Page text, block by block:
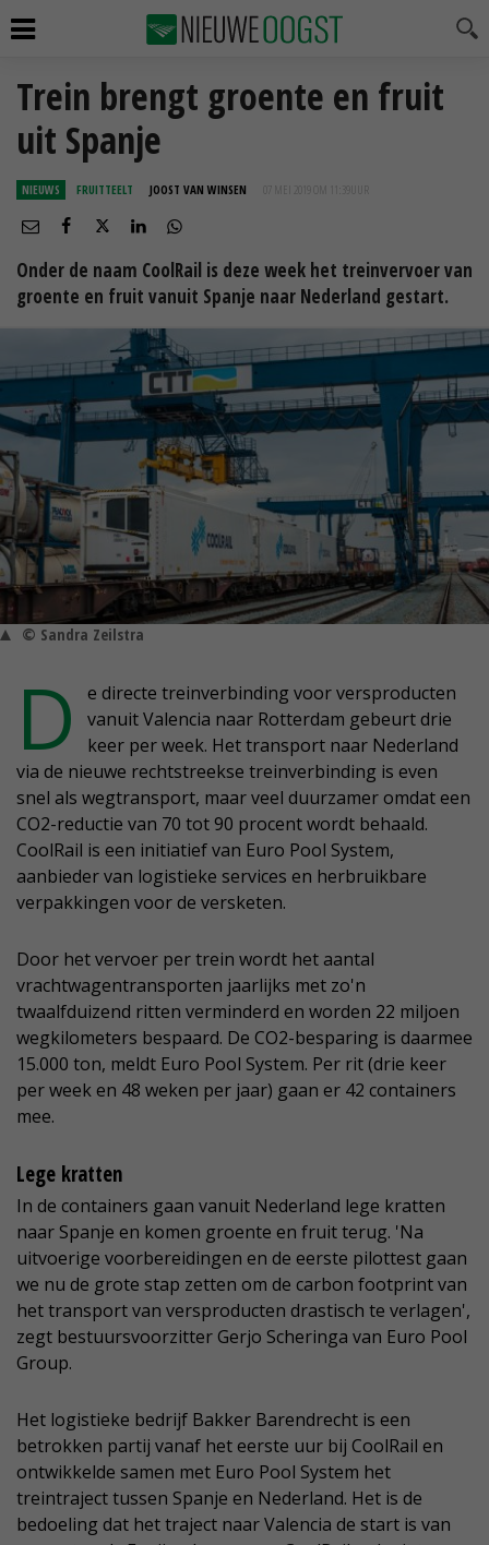
Trein brengt groente en fruit
uit Spanje
NIEUWS FRUITTEELT JOOST VAN WINSEN 07 MEI 2019 OM 11:39
Onder de naam CoolRail is deze week het treinvervoer van
groente en fruit vanuit Spanje naar Nederland gestart.
© Sandra Zeilstra
D
e directe treinverbinding voor versproducten
vanuit Valencia naar Rotterdam gebeurt drie
keer per week. Het transport naar Nederland
via de nieuwe rechtstreekse treinverbinding is even
snel als wegtransport, maar veel duurzamer omdat een
CO2-reductie van 70 tot 90 procent wordt behaald.
CoolRail is een initiatief van Euro Pool System,
aanbieder van logistieke services en herbruikbare
verpakkingen voor de versketen.
Door het vervoer per trein wordt het aantal
vrachtwagentransporten jaarlijks met zo'n
twaalfduizend ritten verminderd en worden 22 miljoen
wegkilometers bespaard. De CO2-besparing is daarmee
15.000 ton, meldt Euro Pool System. Per rit (drie keer
per week en 48 weken per jaar) gaan er 42 containers
mee.
Lege kratten
In de containers gaan vanuit Nederland lege kratten
naar Spanje en komen groente en fruit terug. 'Na
uitvoerige voorbereidingen en de eerste pilottest gaan
we nu de grote stap zetten om de carbon footprint van
het transport van versproducten drastisch te verlagen',
zegt bestuursvoorzitter Gerjo Scheringa van Euro Pool
Group.
Het logistieke bedrijf Bakker Barendrecht is een
betrokken partij vanaf het eerste uur bij CoolRail en
ontwikkelde samen met Euro Pool System het
treintraject tussen Spanje en Nederland. Het is de
bedoeling dat het traject naar Valencia de start is van